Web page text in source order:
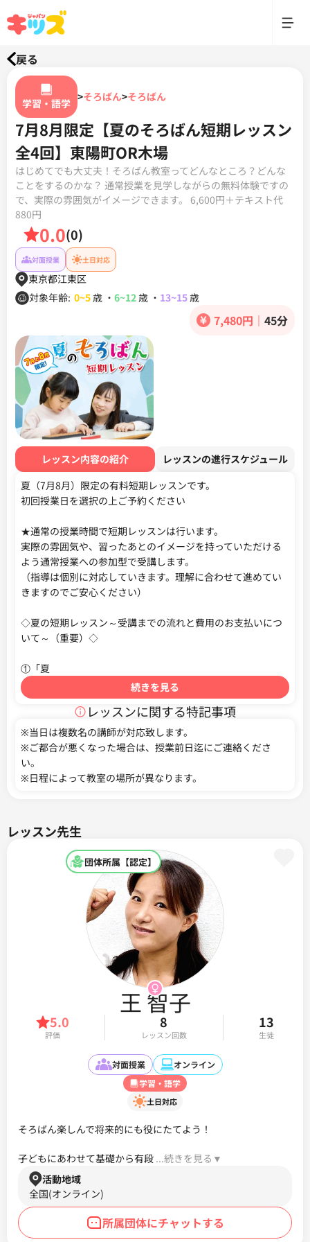
戻る
学習・語学 >そろばん>そろばん
7月8月限定【夏のそろばん短期レッスン
全4回】東陽町OR木場
はじめてでも大丈夫！そろばん教室ってどんなところ？どんな
ことをするのかな？ 通常授業を見学しながらの無料体験ですの
で、実際の雰囲気がイメージできます。 6,600円＋テキスト代
880円
0.0(0)
対面授業 土日対応
東京都江東区
対象年齢: 0~5歳 ・ 6~12歳 ・ 13~15歳
7,480円 ｜ 45分
レッスン内容の紹介
レッスンの進行スケジュール
夏（7月8月）限定の有料短期レッスンです。
初回授業日を選択の上ご予約ください
★通常の授業時間で短期レッスンは行います。
実際の雰囲気や、習ったあとのイメージを持っていただける
よう通常授業への参加型で受講します。
（指導は個別に対応していきます。理解に合わせて進めてい
きますのでご安心ください）
◇夏の短期レッスン～受講までの流れと費用のお支払いにつ
いて～（重要）◇
①「夏
続きを見る
レッスンに関する特記事項
※当日は複数名の講師が対応致します。
※ご都合が悪くなった場合は、授業前日迄にご連絡くださ
い。
※日程によって教室の場所が異なります。
レッスン先生
団体所属【認定】
王 智子
5.0
評価
8
レッスン回数
13
生徒
対面授業
オンライン
学習・語学
土日対応
そろばん楽しんで将来的にも役にたてよう！
子どもにあわせて基礎から有段 ...続きを見る▼
活動地域
全国(オンライン)
所属団体にチャットする